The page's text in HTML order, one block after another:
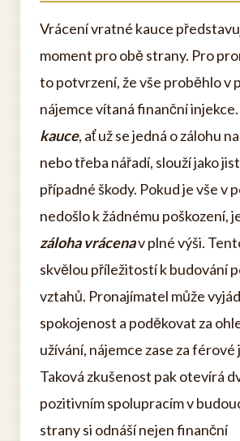
Vrácení vratné kauce
moment pro obě strany. Pro
to potvrzení, že vše proběhlo v
nájemce vítaná finanční injekce.
kauce, ať už se jedná o zálohu
nebo třeba nářadí, slouží jako
případné škody. Pokud je vše v
nedošlo k žádnému poškození,
záloha vrácenav plné výši.
skvělou příležitostí k budování
vztahů. Pronajímatel může
spokojenost a poděkovat za
užívání, nájemce zase za férové
Taková zkušenost pak otevírá
pozitivním spolupracím v
strany si odnáší nejen finanční